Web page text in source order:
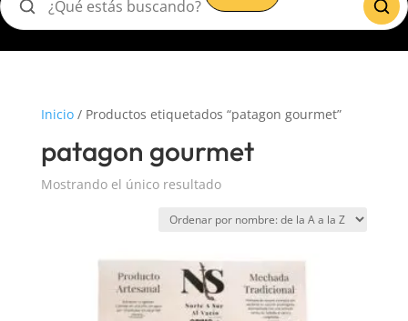
Buscar
Inicio/ Productos etiquetados “patagon gourmet”
patagon gourmet
Mostrando el único resultado